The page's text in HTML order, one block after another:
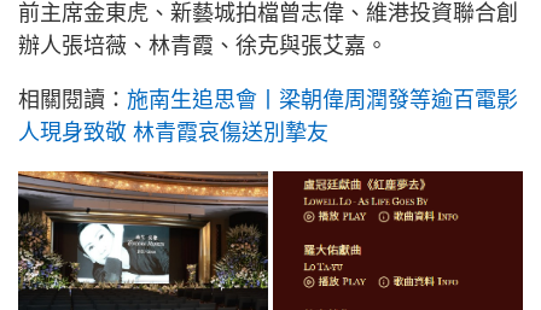
前主席金東虎、新藝城拍檔曾志偉、維港投資聯合創
辦人張培薇、林青霞、徐克與張艾嘉。
相關閱讀： 施南生追思會丨梁朝偉周潤發等逾百電影
人現身致敬 林青霞哀傷送別摯友